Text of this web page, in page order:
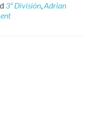
3ª División,Adrian